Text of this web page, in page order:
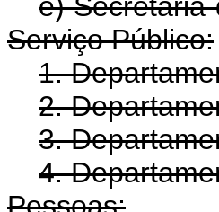
Serviço Público:
1.
2.
3.
4.